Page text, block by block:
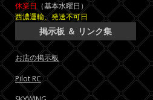
休業日 （基本水曜日）
西濃運輸、発送不可日
掲示板 ＆ リンク集
お店の掲示板
Pilot RC